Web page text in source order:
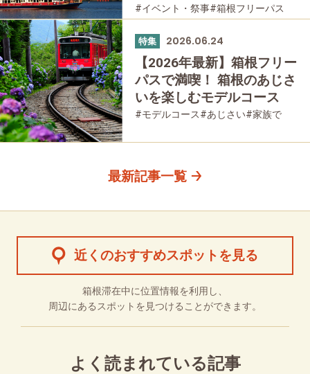
#イベント・祭事#箱根フリーパス
#家族で#友人グループで#乗り物
#公園・自然
特集 2026.06.24
【2026年最新】箱根フリー
パスで満喫！ 箱根のあじさ
いを楽しむモデルコース
#モデルコース#あじさい#家族で
#乗り物#公園・自然#母と娘で
最新記事一覧
近くのおすすめスポットを見る
箱根滞在中に位置情報を利用し、
周辺にあるスポットを見つけることができます。
よく読まれている記事